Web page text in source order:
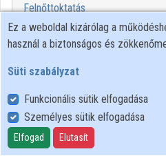
Felnőttoktatás
Folyamatos oktatás
Gondozási tanulmányok
Karrier tanácsadás
Művészeti oktatás
Nevelési tanácsadás
Nyelvi nevelés
Ez a weboldal kizárólag a
használ a biztonságos és
Süti szabályzat
Funkcionális sütik elfogadása
Személyes sütik elfogadása
Elfogad Elutasít